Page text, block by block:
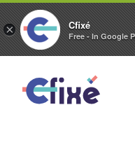
× Cfixé
Free - In Google